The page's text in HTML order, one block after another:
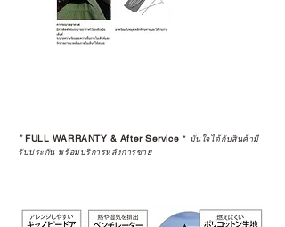
*FULL WARRANTY & After Service * มั่นใจได้กับสินค้ามี
รับประกัน พร้อมบริการหลังการขาย